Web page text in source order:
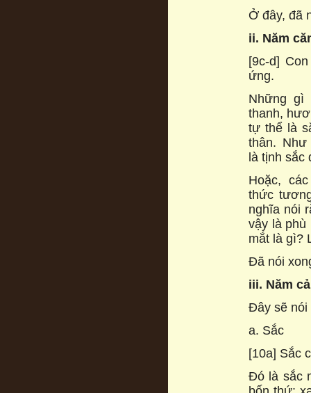
Ở đây, đã
ii. Năm
[9c-d]
ứng.
Những
thanh,
tự thể là
thân.
là tịnh sắc
Hoặc,
thức
nghĩa nói
vậy là phù
mắt là gì?
Đã nói
iii. Năm
Đây sẽ nói
a. Sắc
[10a] Sắc
Đó là sắc